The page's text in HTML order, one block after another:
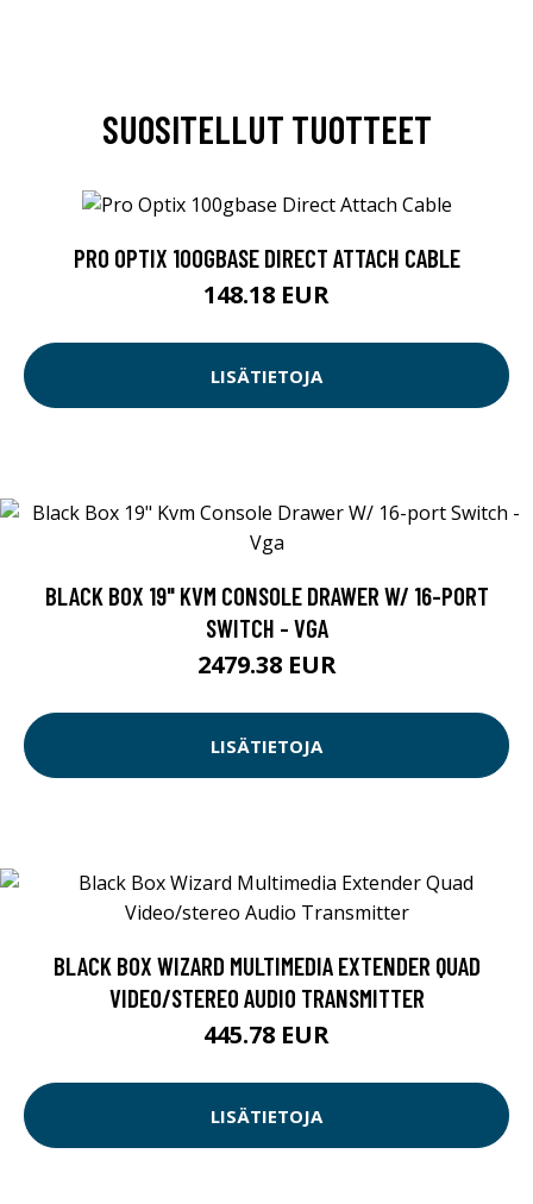
SUOSITELLUT TUOTTEET
PRO OPTIX 100GBASE DIRECT ATTACH CABLE
148.18 EUR
LISÄTIETOJA
BLACK BOX 19" KVM CONSOLE DRAWER W/ 16-PORT
SWITCH - VGA
2479.38 EUR
LISÄTIETOJA
BLACK BOX WIZARD MULTIMEDIA EXTENDER QUAD
VIDEO/STEREO AUDIO TRANSMITTER
445.78 EUR
LISÄTIETOJA